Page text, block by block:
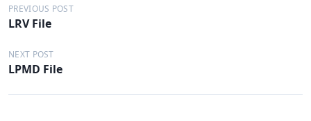
Đ
i
ề
u
h
PREVIOUS POST
LRV File
NEXT POST
LPMD File